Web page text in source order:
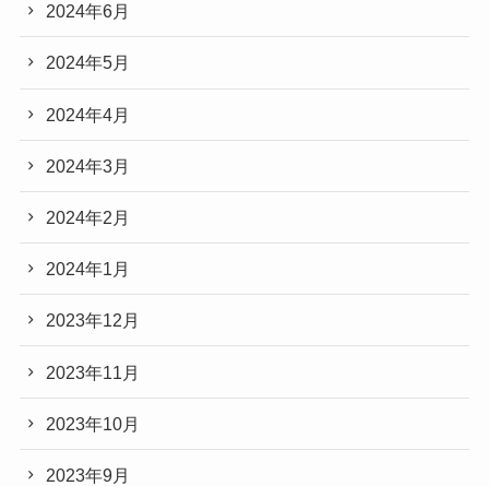
2024年6月
2024年5月
2024年4月
2024年3月
2024年2月
2024年1月
2023年12月
2023年11月
2023年10月
2023年9月